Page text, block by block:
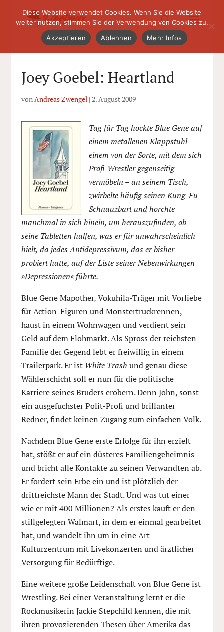
Joey Goebel: Heartland
vonAndreas Zwengel| 2. August 2009
Tag für Tag hockte Blue Gene auf
einem metallenen Klappstuhl –
einem von der Sorte, mit dem sich
Profi-Wrestler gegenseitig
vermöbeln – an seinem Tisch,
zwirbelte häufig seinen Kung-Fu-
Schnauzbart und horchte
manchmal in sich hinein, um herauszufinden, ob
seine Tabletten halfen, was er für unwahrscheinlich
hielt, da jedes Antidepressivum, das er bisher
probiert hatte, auf der Liste seiner Nebenwirkungen
»Depressionen« führte.
Blue Gene Mapother, Vokuhila-Träger mit Vorliebe
für Action-Figuren und Monstertruckrennen,
haust in einem Wohnwagen und verdient sein
Geld auf dem Flohmarkt. Als Spross der reichsten
Familie der Gegend lebt er freiwillig in einem
Trailerpark. Er ist White Trash und genau diese
Wählerschicht soll er nun für die politische
Karriere seines Bruders erobern. Denn John, sonst
ein ausgefuchster Polit-Profi und brillanter
Redner, findet keinen Zugang zum einfachen Volk.
Nachdem Blue Gene erste Erfolge für ihn erzielt
hat, stößt er auf ein düsteres Familiengeheimnis
und bricht alle Kontakte zu seinen Verwandten ab.
Er fordert sein Erbe ein und ist plötzlich der
drittreichste Mann der Stadt. Und was tut einer
wie er mit 400 Millionen? Als erstes kauft er den
stillgelegten Walmart, in dem er einmal gearbeitet
hat, und wandelt ihn um in eine Art
Kulturzentrum mit Livekonzerten und ärztlicher
Versorgung für Bedürftige.
Eine weitere große Leidenschaft von Blue Gene ist
Wrestling. Bei einer Veranstaltung lernt er die
Rockmusikerin Jackie Stepchild kennen, die mit
ihren provozierenden Thesen über Amerika das
Diese Website verwendet Cookies. Wenn Sie die Website
weiter nutzen, stimmen Sie der Verwendung von Cookies zu.
Akzeptieren
Ablehnen Mehr Infos